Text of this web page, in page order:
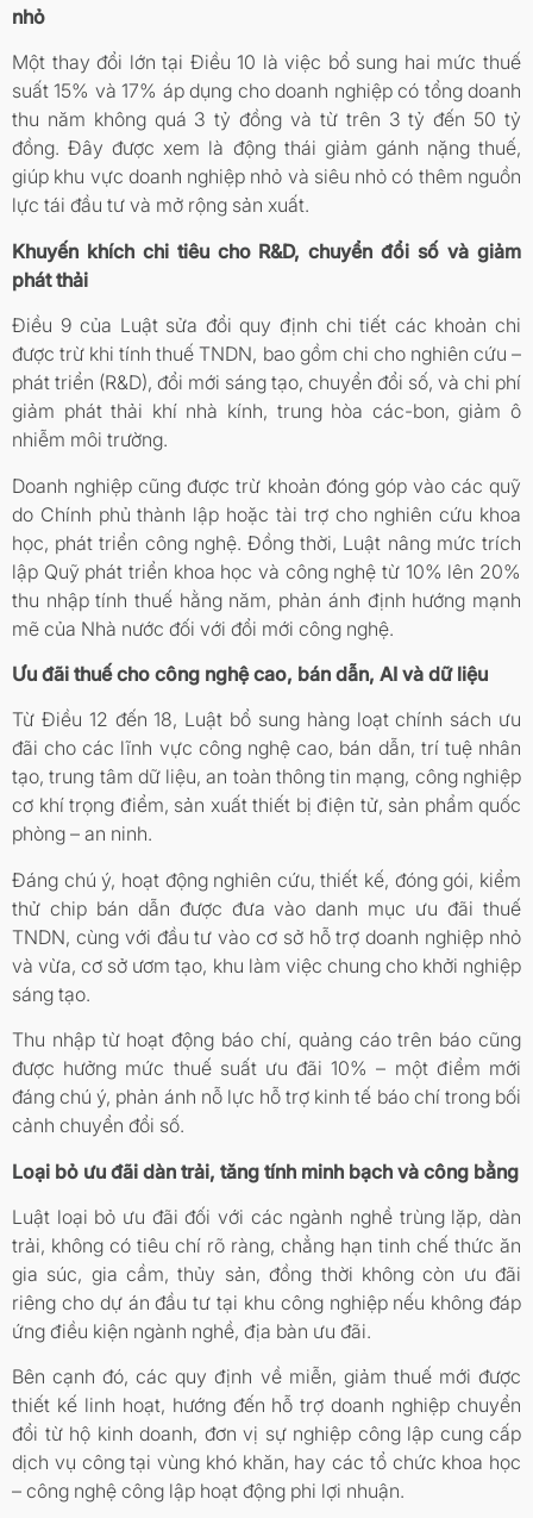
nhỏ
Một thay đổi lớn tại Điều 10 là việc bổ sung hai mức thuế
suất 15% và 17% áp dụng cho doanh nghiệp có tổng doanh
thu năm không quá 3 tỷ đồng và từ trên 3 tỷ đến 50 tỷ
đồng. Đây được xem là động thái giảm gánh nặng thuế,
giúp khu vực doanh nghiệp nhỏ và siêu nhỏ có thêm nguồn
lực tái đầu tư và mở rộng sản xuất.
Khuyến khích chi tiêu cho R&D, chuyển đổi số và giảm
phát thải
Điều 9 của Luật sửa đổi quy định chi tiết các khoản chi
được trừ khi tính thuế TNDN, bao gồm chi cho nghiên cứu –
phát triển (R&D), đổi mới sáng tạo, chuyển đổi số, và chi phí
giảm phát thải khí nhà kính, trung hòa các-bon, giảm ô
nhiễm môi trường.
Doanh nghiệp cũng được trừ khoản đóng góp vào các quỹ
do Chính phủ thành lập hoặc tài trợ cho nghiên cứu khoa
học, phát triển công nghệ. Đồng thời, Luật nâng mức trích
lập Quỹ phát triển khoa học và công nghệ từ 10% lên 20%
thu nhập tính thuế hằng năm, phản ánh định hướng mạnh
mẽ của Nhà nước đối với đổi mới công nghệ.
Ưu đãi thuế cho công nghệ cao, bán dẫn, AI và dữ liệu
Từ Điều 12 đến 18, Luật bổ sung hàng loạt chính sách ưu
đãi cho các lĩnh vực công nghệ cao, bán dẫn, trí tuệ nhân
tạo, trung tâm dữ liệu, an toàn thông tin mạng, công nghiệp
cơ khí trọng điểm, sản xuất thiết bị điện tử, sản phẩm quốc
phòng – an ninh.
Đáng chú ý, hoạt động nghiên cứu, thiết kế, đóng gói, kiểm
thử chip bán dẫn được đưa vào danh mục ưu đãi thuế
TNDN, cùng với đầu tư vào cơ sở hỗ trợ doanh nghiệp nhỏ
và vừa, cơ sở ươm tạo, khu làm việc chung cho khởi nghiệp
sáng tạo.
Thu nhập từ hoạt động báo chí, quảng cáo trên báo cũng
được hưởng mức thuế suất ưu đãi 10% – một điểm mới
đáng chú ý, phản ánh nỗ lực hỗ trợ kinh tế báo chí trong bối
cảnh chuyển đổi số.
Loại bỏ ưu đãi dàn trải, tăng tính minh bạch và công bằng
Luật loại bỏ ưu đãi đối với các ngành nghề trùng lặp, dàn
trải, không có tiêu chí rõ ràng, chẳng hạn tinh chế thức ăn
gia súc, gia cầm, thủy sản, đồng thời không còn ưu đãi
riêng cho dự án đầu tư tại khu công nghiệp nếu không đáp
ứng điều kiện ngành nghề, địa bàn ưu đãi.
Bên cạnh đó, các quy định về miễn, giảm thuế mới được
thiết kế linh hoạt, hướng đến hỗ trợ doanh nghiệp chuyển
đổi từ hộ kinh doanh, đơn vị sự nghiệp công lập cung cấp
dịch vụ công tại vùng khó khăn, hay các tổ chức khoa học
– công nghệ công lập hoạt động phi lợi nhuận.